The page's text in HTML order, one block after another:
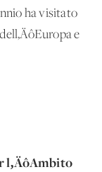
ha visitato
e
l‚ÄôAmbito